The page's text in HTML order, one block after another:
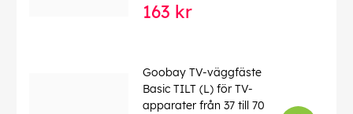
163 kr
Goobay TV-väggfäste
Basic TILT (L) för TV-
apparater från 37 till 70